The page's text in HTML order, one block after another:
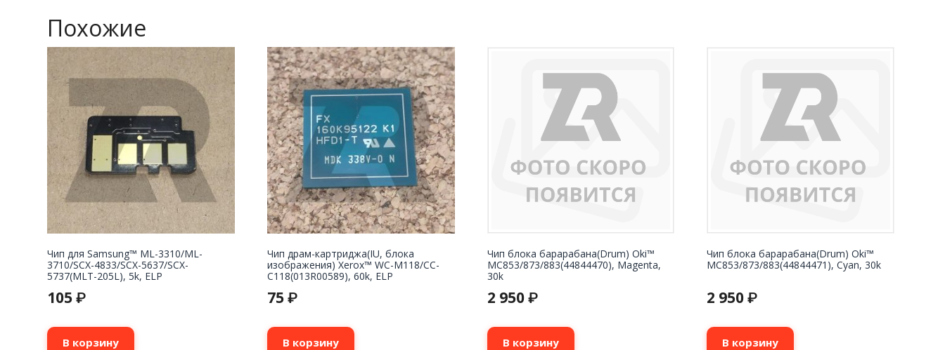
Похожие
Чип для Samsung™ ML-3310/ML-
3710/SCX-4833/SCX-5637/SCX-
5737(MLT-205L), 5k, ELP
105 ₽
В корзину
Чип драм-картриджа(IU, блока
изображения) Xerox™ WC-M118/СС-
С118(013R00589), 60k, ELP
75 ₽
В корзину
Чип блока барарабана(Drum) Oki™
MC853/873/883(44844470), Magenta,
30k
2 950 ₽
В корзину
Чип блока барарабана(Drum) Oki™
MC853/873/883(44844471), Cyan, 30k
2 950₽
В корзину